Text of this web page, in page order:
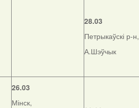
28.03
Петрыкаўскі р-н,
А.Шэўчык
26.03
Мінск,